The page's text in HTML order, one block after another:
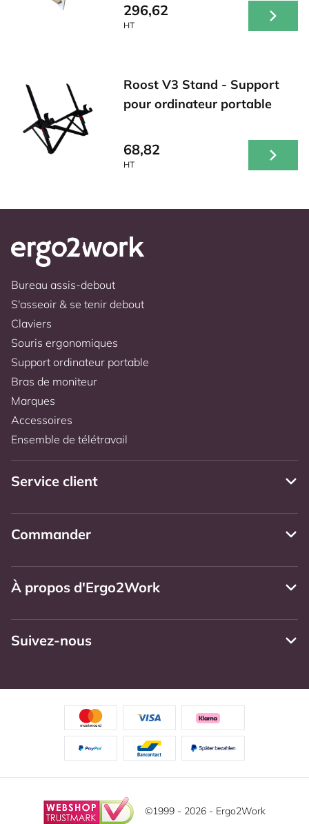
296,62
HT
Roost V3 Stand - Support
pour ordinateur portable
68,82
HT
Bureau assis-debout
S'asseoir & se tenir debout
Claviers
Souris ergonomiques
Support ordinateur portable
Bras de moniteur
Marques
Accessoires
Ensemble de télétravail
Service client
Commander
À propos d'Ergo2Work
Suivez-nous
©1999 - 2026 - Ergo2Work